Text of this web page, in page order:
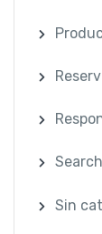
Sin